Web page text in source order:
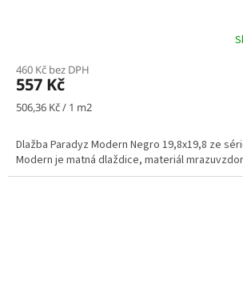
460 Kč bez DPH
557 Kč
Měrná
506,36 Kč / 1 m2
Dlažba Paradyz Modern Negro 19,8x19,8 ze
Modern je matná dlaždice, materiál